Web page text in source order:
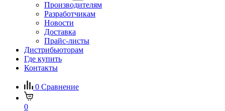
Производителям
Разработчикам
Новости
Доставка
Прайс-листы
Дистрибьюторам
Где купить
Контакты
0 Сравнение
0